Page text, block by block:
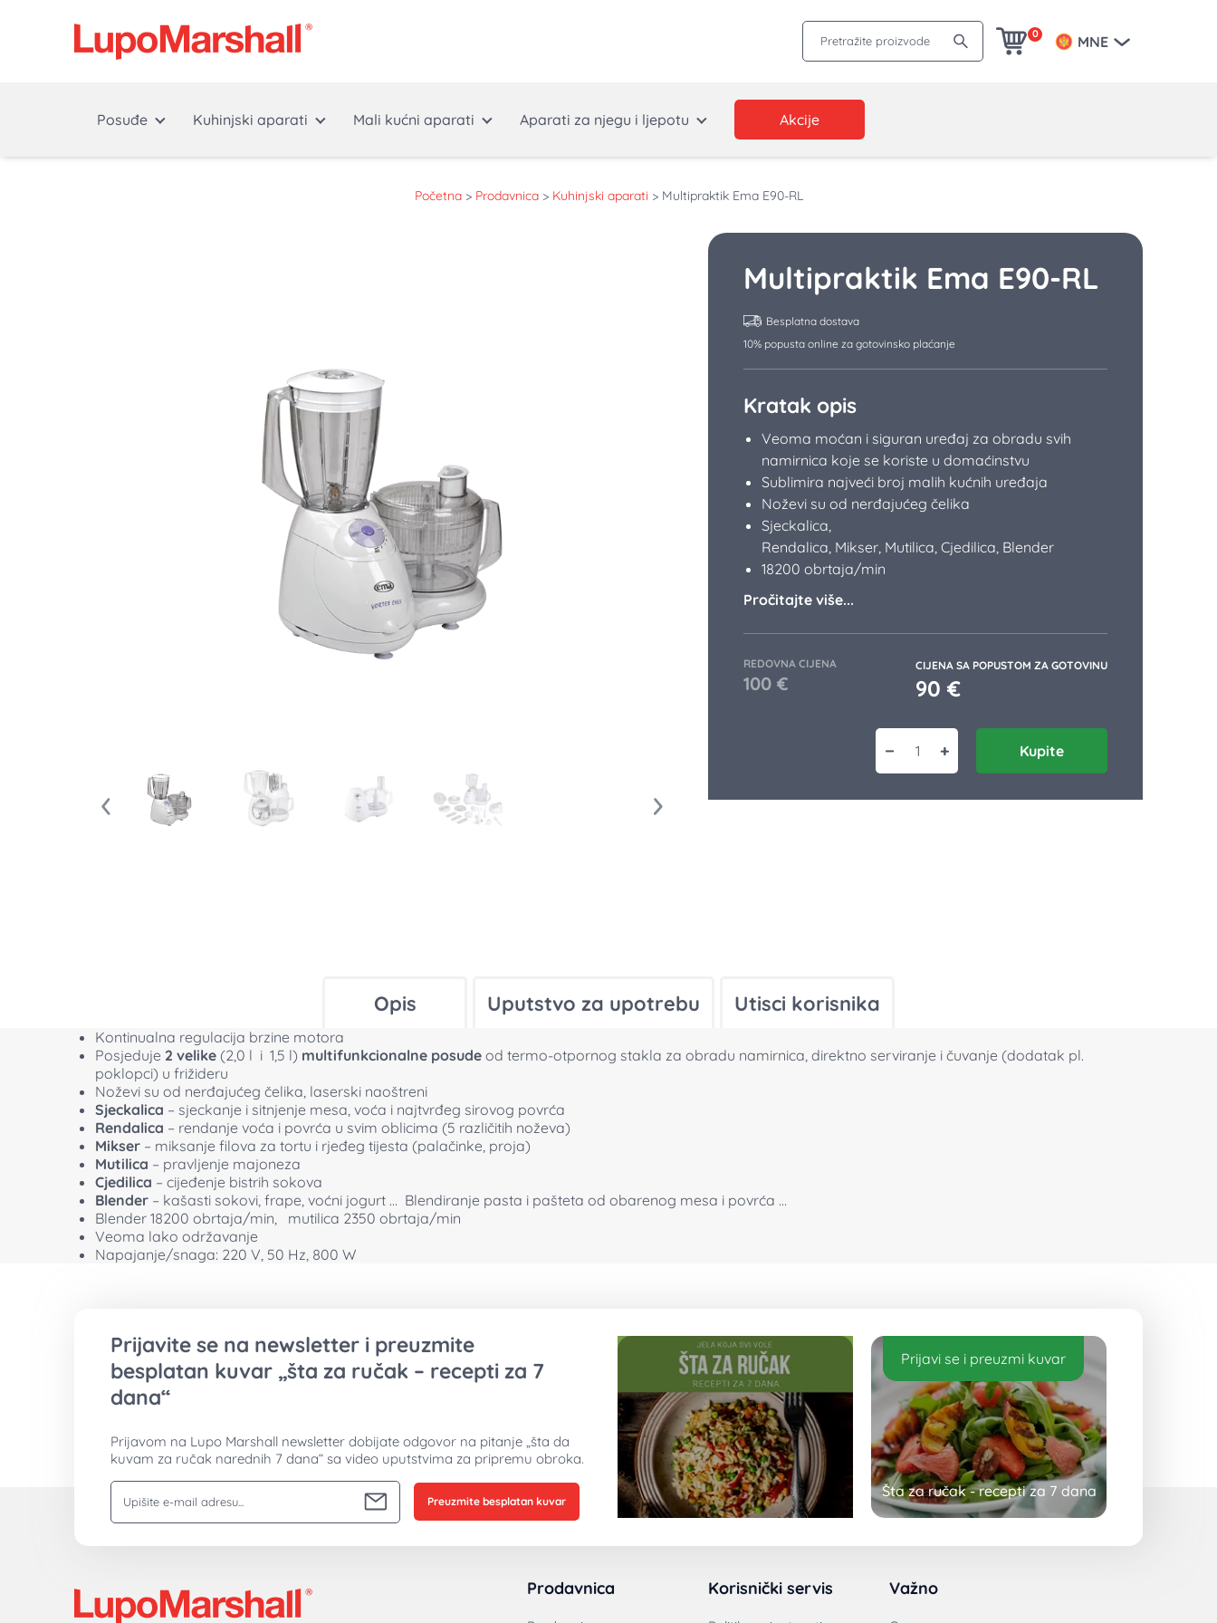
Pretražite proizvode 0 MNE
Posuđe Kuhinjski aparati Mali kućni aparati Aparati za njegu i ljepotu Akcije
Početna > Prodavnica > Kuhinjski aparati > Multipraktik Ema E90-RL
Multipraktik Ema E90-RL
Besplatna dostava
10% popusta online za gotovinsko plaćanje
REDOVNA CIJENA
100 €
CIJENA SA POPUSTOM ZA GOTOVINU
90 €
Kratak opis
Veoma moćan i siguran uređaj za obradu svih
namirnica koje se koriste u domaćinstvu
Sublimira najveći broj malih kućnih uređaja
Noževi su od nerđajućeg čelika
Sjeckalica,
Rendalica, Mikser, Mutilica, Cjedilica, Blender
18200 obrtaja/min
Pročitajte više...
−Multipraktik Ema E90-RL količina
+ Kupite
Opis Uputstvo za upotrebu Utisci korisnika
Kontinualna regulacija brzine motora
Posjeduje 2 velike (2,0 l i 1,5 l) multifunkcionalne posude od termo-otpornog stakla za obradu namirnica, direktno serviranje i čuvanje (dodatak pl.
poklopci) u frižideru
Noževi su od nerđajućeg čelika, laserski naoštreni
Sjeckalica – sjeckanje i sitnjenje mesa, voća i najtvrđeg sirovog povrća
Rendalica – rendanje voća i povrća u svim oblicima (5 različitih noževa)
Mikser – miksanje filova za tortu i rjeđeg tijesta (palačinke, proja)
Mutilica – pravljenje majoneza
Cjedilica – cijeđenje bistrih sokova
Blender – kašasti sokovi, frape, voćni jogurt … Blendiranje pasta i pašteta od obarenog mesa i povrća …
Blender 18200 obrtaja/min, mutilica 2350 obrtaja/min
Veoma lako održavanje
Napajanje/snaga: 220 V, 50 Hz, 800 W
Prijavite se na newsletter i preuzmite
besplatan kuvar „šta za ručak – recepti za 7
dana“
Prijavom na Lupo Marshall newsletter dobijate odgovor na pitanje „šta da
kuvam za ručak narednih 7 dana“ sa video uputstvima za pripremu obroka.
Preuzmite besplatan kuvar
Prijavi se i preuzmi kuvar
Šta za ručak - recepti za 7 dana
Prodavnica Korisnički servis Važno